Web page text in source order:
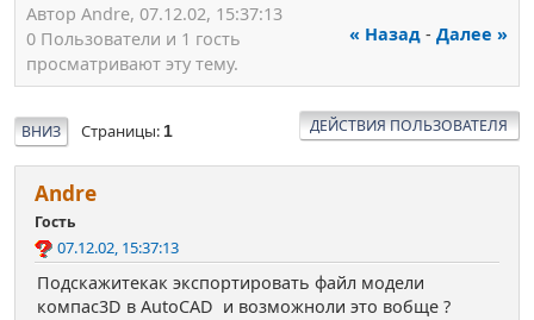
Автор Andre, 07.12.02, 15:37:13
« Назад - Далее »
0 Пользователи и 1 гость
просматривают эту тему.
ВНИЗ Страницы 1 ДЕЙСТВИЯ ПОЛЬЗОВАТЕЛЯ
Andre
Гость
07.12.02, 15:37:13
Подскажитекак экспортировать файл модели
компас3D в AutoCAD и возможноли это вобще ?